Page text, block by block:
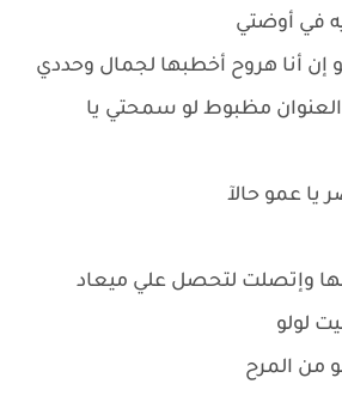
في أوضتي
إن أنا هروح أخطبها لجمال وحددي
مظبوط لو سمحتي يا
عمو حالآ
وإتصلت لتحصل علي ميعاد
لولو
من المرح